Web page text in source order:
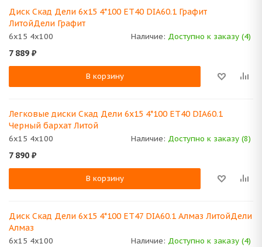
Диск Скад Дели 6x15 4*100 ET40 DIA60.1 Графит
ЛитойДели Графит
6x15 4x100 Наличие: Доступно к заказу (4)
7 889 ₽
В корзину
Легковые диски Скад Дели 6x15 4*100 ET40 DIA60.1
Черный бархат Литой
6x15 4x100 Наличие: Доступно к заказу (8)
7 890 ₽
В корзину
Диск Скад Дели 6x15 4*100 ET47 DIA60.1 Алмаз ЛитойДели
Алмаз
6x15 4x100 Наличие: Доступно к заказу (4)